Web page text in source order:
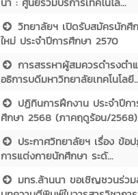
วิทยาลัยฯ เปิดรับสมัครนักศึ
ใหม่ ประจำปีการศึกษา 2570
การสรรหาผู้สมควรดำรงตำ
อธิการบดีมหาวิทยาลัยเทคโนโลยี
ปฏิทินการฝึกงาน ประจำปีก
ศึกษา 2568 (ภาคฤดูร้อน/2568)
ประกาศวิทยาลัยฯ เรื่อง ข้อ
การแต่งกายนักศึกษา ระดั...
มทร.ล้านนา ขอเชิญชวนร่ว